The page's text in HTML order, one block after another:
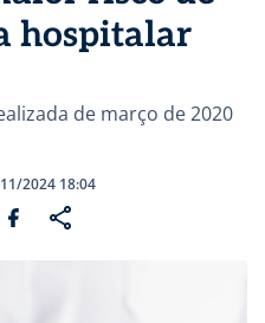
hospitalar
de março de 2020
2024 18:04